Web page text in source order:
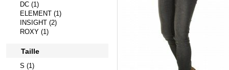
DC (1)
ELEMENT (1)
INSIGHT (2)
ROXY (1)
Taille
S (1)